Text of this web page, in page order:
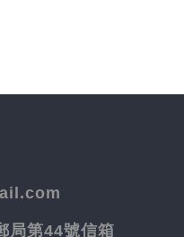
局第44號信箱